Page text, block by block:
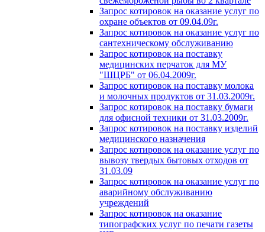
Запрос котировок на оказание услуг по
охране объектов от 09.04.09г.
Запрос котировок на оказание услуг по
сантехническому обслуживанию
Запрос котировок на поставку
медицинских перчаток для МУ
"ШЦРБ" от 06.04.2009г.
Запрос котировок на поставку молока
и молочных продуктов от 31.03.2009г.
Запрос котировок на поставку бумаги
для офисной техники от 31.03.2009г.
Запрос котировок на поставку изделий
медицинского назначения
Запрос котировок на оказание услуг по
вывозу твердых бытовых отходов от
31.03.09
Запрос котировок на оказание услуг по
аварийному обслуживанию
учреждений
Запрос котировок на оказание
типографских услуг по печати газеты